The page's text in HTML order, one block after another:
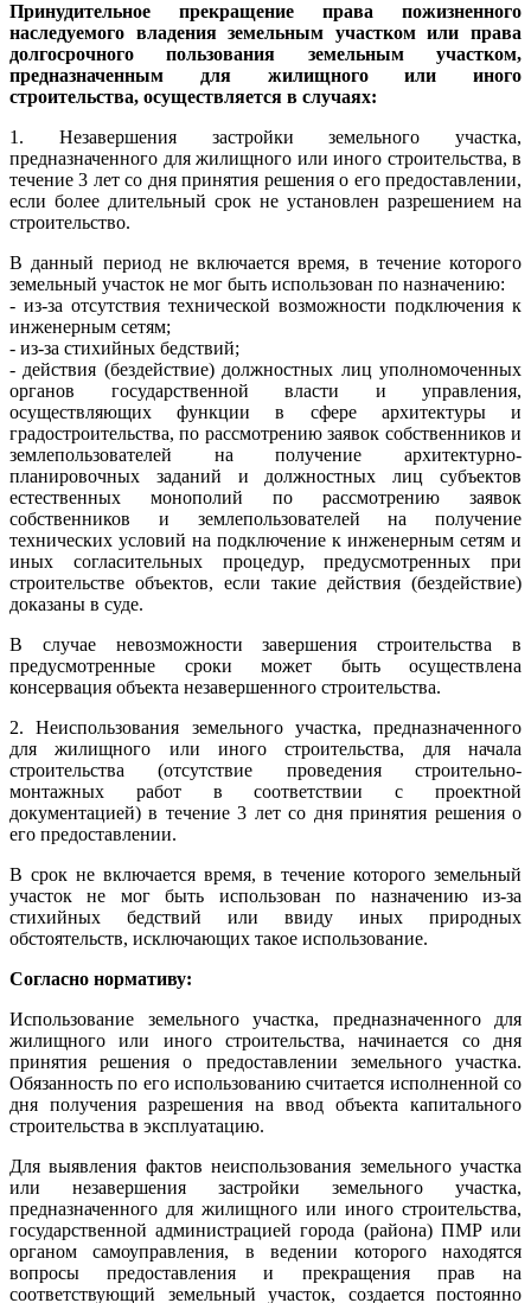
Принудительное прекращение права пожизненного
наследуемого владения земельным участком или права
долгосрочного пользования земельным участком,
предназначенным для жилищного или иного
строительства, осуществляется в случаях:
1. Незавершения застройки земельного участка,
предназначенного для жилищного или иного строительства, в
течение 3 лет со дня принятия решения о его предоставлении,
если более длительный срок не установлен разрешением на
строительство.
В данный период не включается время, в течение которого
земельный участок не мог быть использован по назначению:
- из-за отсутствия технической возможности подключения к
инженерным сетям;
- из-за стихийных бедствий;
- действия (бездействие) должностных лиц уполномоченных
органов государственной власти и управления,
осуществляющих функции в сфере архитектуры и
градостроительства, по рассмотрению заявок собственников и
землепользователей на получение архитектурно-
планировочных заданий и должностных лиц субъектов
естественных монополий по рассмотрению заявок
собственников и землепользователей на получение
технических условий на подключение к инженерным сетям и
иных согласительных процедур, предусмотренных при
строительстве объектов, если такие действия (бездействие)
доказаны в суде.
В случае невозможности завершения строительства в
предусмотренные сроки может быть осуществлена
консервация объекта незавершенного строительства.
2. Неиспользования земельного участка, предназначенного
для жилищного или иного строительства, для начала
строительства (отсутствие проведения строительно-
монтажных работ в соответствии с проектной
документацией) в течение 3 лет со дня принятия решения о
его предоставлении.
В срок не включается время, в течение которого земельный
участок не мог быть использован по назначению из-за
стихийных бедствий или ввиду иных природных
обстоятельств, исключающих такое использование.
Согласно нормативу:
Использование земельного участка, предназначенного для
жилищного или иного строительства, начинается со дня
принятия решения о предоставлении земельного участка.
Обязанность по его использованию считается исполненной со
дня получения разрешения на ввод объекта капитального
строительства в эксплуатацию.
Для выявления фактов неиспользования земельного участка
или незавершения застройки земельного участка,
предназначенного для жилищного или иного строительства,
государственной администрацией города (района) ПМР или
органом самоуправления, в ведении которого находятся
вопросы предоставления и прекращения прав на
соответствующий земельный участок, создается постоянно